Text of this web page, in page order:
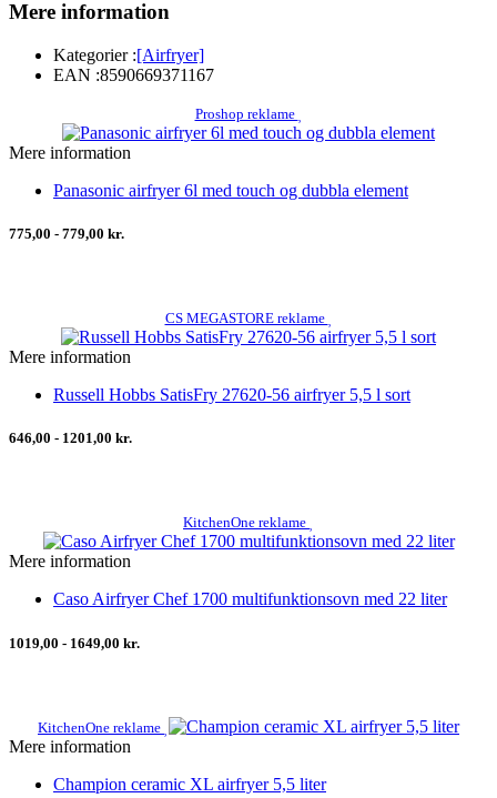
Mere information
Kategorier :[Airfryer]
EAN :8590669371167
Proshop reklame
Mere information
Panasonic airfryer 6l med touch og dubbla element
775,00 - 779,00 kr.
CS MEGASTORE reklame
Mere information
Russell Hobbs SatisFry 27620-56 airfryer 5,5 l sort
646,00 - 1201,00 kr.
KitchenOne reklame
Mere information
Caso Airfryer Chef 1700 multifunktionsovn med 22 liter
1019,00 - 1649,00 kr.
KitchenOne reklame
Mere information
Champion ceramic XL airfryer 5,5 liter